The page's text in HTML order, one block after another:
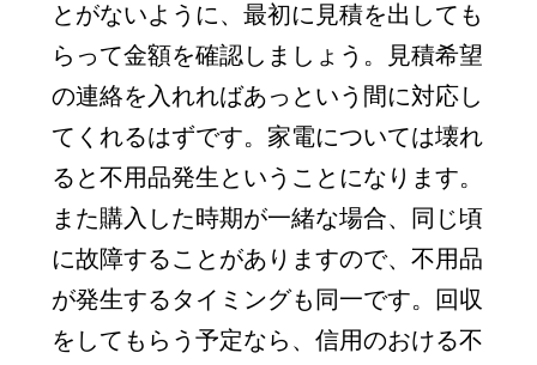
とがないように、最初に見積を出しても
らって金額を確認しましょう。見積希望
の連絡を入れればあっという間に対応し
てくれるはずです。家電については壊れ
ると不用品発生ということになります。
また購入した時期が一緒な場合、同じ頃
に故障することがありますので、不用品
が発生するタイミングも同一です。回収
をしてもらう予定なら、信用のおける不